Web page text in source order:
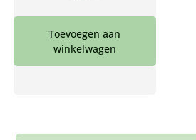
Toevoegen aan
winkelwagen